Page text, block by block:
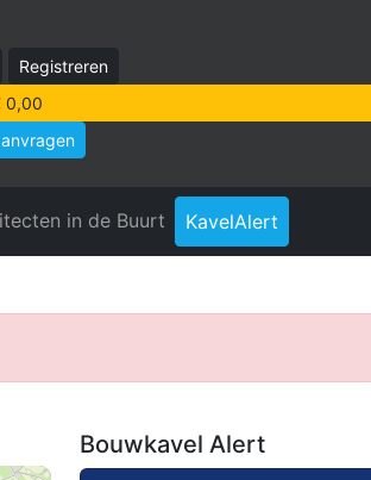
Registreren
0,00
in de Buurt KavelAlert
Bouwkavel Alert